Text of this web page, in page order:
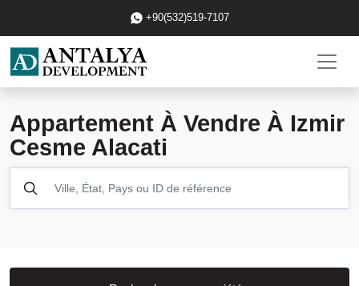
+90(532)519-7107
Appartement À Vendre À Izmir
Cesme Alacati